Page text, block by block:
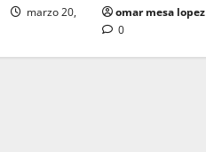
marzo 20,
omar mesa lopez
0